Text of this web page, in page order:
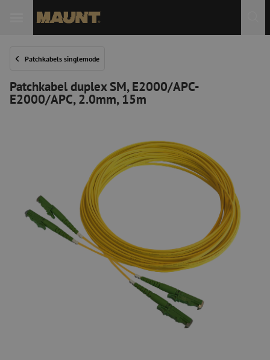
Patchkabels singlemode
Patchkabel duplex SM, E2000/APC-
E2000/APC, 2.0mm, 15m